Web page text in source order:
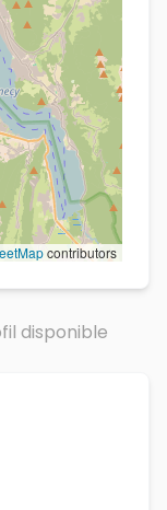
contributors
disponible